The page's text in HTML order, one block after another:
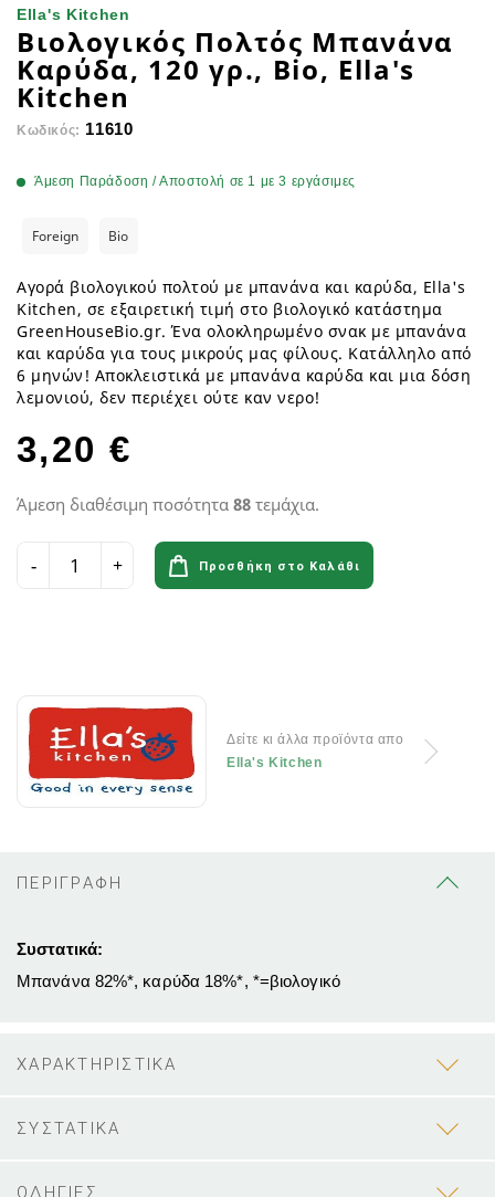
Ella's Kitchen
Βιολογικός Πολτός Μπανάνα
Καρύδα, 120 γρ., Bio, Ella's
Kitchen
Κωδικός: 11610
Άμεση Παράδοση / Αποστολή σε 1 με 3 εργάσιμες
Foreign Bio
Αγορά βιολογικού πολτού με μπανάνα και καρύδα, Ella's
Kitchen, σε εξαιρετική τιμή στο βιολογικό κατάστημα
GreenHouseBio.gr. Ένα ολοκληρωμένο σνακ με μπανάνα
και καρύδα για τους μικρούς μας φίλους. Κατάλληλο από
6 μηνών! Αποκλειστικά με μπανάνα καρύδα και μια δόση
λεμονιού, δεν περιέχει ούτε καν νερο!
3,20 €
Άμεση διαθέσιμη ποσότητα 88 τεμάχια.
Προσθήκη στο Καλάθι
Δείτε κι άλλα προϊόντα απο
Ella's Kitchen
ΠΕΡΙΓΡΑΦΗ
Συστατικά:
Μπανάνα 82%*, καρύδα 18%*, *=βιολογικό
ΧΑΡΑΚΤΗΡΙΣΤΙΚΑ
ΣΥΣΤΑΤΙΚΑ
ΟΔΗΓΙΕΣ